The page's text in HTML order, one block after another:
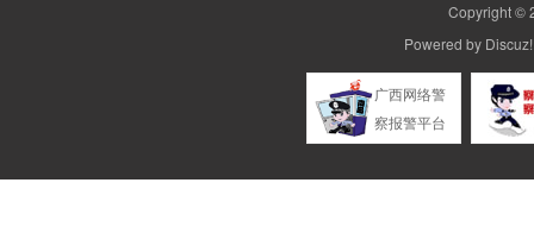
Copyright ©
Powered by Discuz!
广西网络警
察报警平台